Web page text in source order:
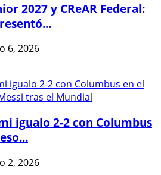
2027 y CReAR Federal:
6, 2026
igualo 2-2 con Columbus
2, 2026